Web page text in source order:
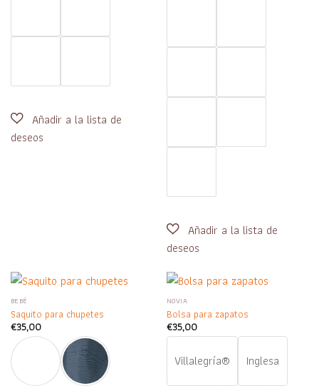
BEBÉ
Saquito para chupetes
€35,00
NOVIA
Bolsa para zapatos
€35,00
Villalegría® Inglesa